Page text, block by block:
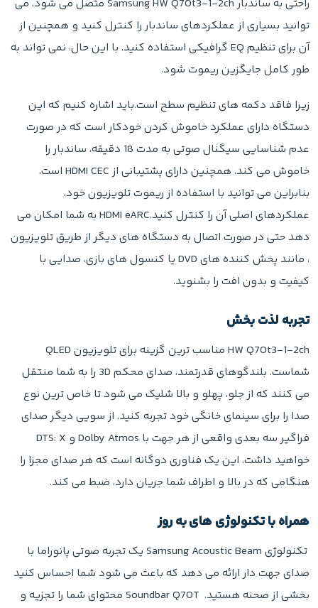
راحتی به ساندبار Samsung HW Q70t3-1-2ch متصل می شود. می
توانید بسیاری از عملکردهای ساندبار را کنترل کنید و همچنین از
آن برای تنظیم EQ گرافیکی استفاده کنید. با این حال، نمی تواند به
طور کامل جایگزین ریموت شود.
زیرا فاقد دکمه های تنظیم سطح است.باید اشاره کنیم که این
دستگاه دارای عملکرد خاموش کردن خودکار است که در صورت
عدم شناسایی سیگنال صوتی به مدت 18 دقیقه، ساندبار را
خاموش می کند. همچنین دارای پشتیبانی از HDMI CEC است،
بنابراین می توانید با استفاده از ریموت تلویزیون خود،
عملکردهای اصلی آن را کنترل کنید.HDMI eARC به شما امکان می
دهد حتی در صورت اتصال به دستگاه های دیگر از طریق تلویزیون
، مانند پخش کننده های DVD یا کنسول های بازی، صدایی با
کیفیت و بدون افت را بشنوید.
تجربه لذت بخش
HW Q70t3-1-2ch مناسب ترین گزینه برای تلویزیون QLED
شماست. بلندگوهای قدرتمند، صدای محکم 3D را به شما منتقل
می کنند که از جلو، پهلو و بالا شلیک می شود تا خاص ترین نوع
صدا را برای سینمای خانگی خود تجربه کنید. از سویی دیگر صدای
فراگیر سه بعدی واقعی از هر جهت با Dolby Atmos و DTS: X
خواهید داشت. این یک فناوری دوگانه است که هر صدای مجزا را
هنگامی که در بالا و اطراف شما جریان دارد، ضبط می کند.
همراه با تکنولوژی های به روز
تکنولوژی Samsung Acoustic Beam یک تجربه صوتی پانوراما با
صدای جهت دار ارائه می دهد که باعث می شود شما احساس کنید
بخشی از صحنه هستید. Soundbar Q70T محتوای شما را تجزیه و